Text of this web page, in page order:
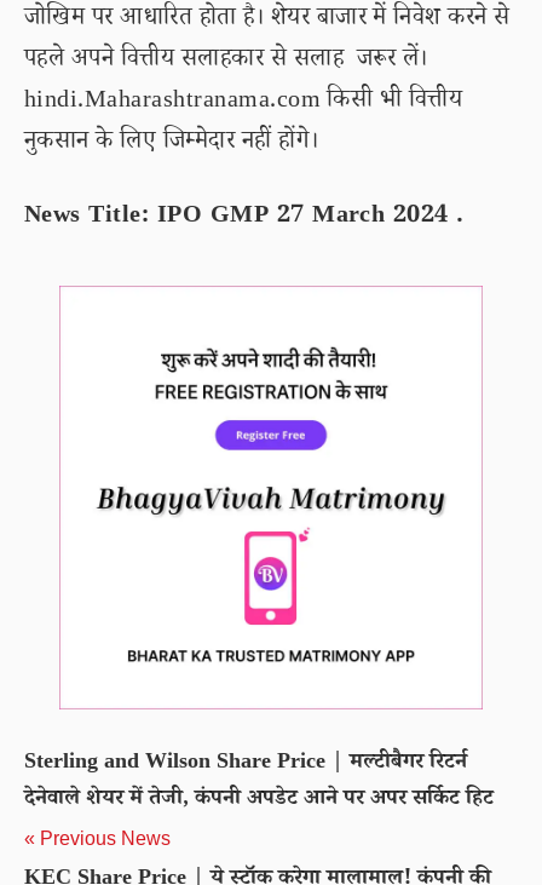
जोखिम पर आधारित होता है। शेयर बाजार में निवेश करने से
पहले अपने वित्तीय सलाहकार से सलाह जरूर लें।
hindi.Maharashtranama.com किसी भी वित्तीय
नुकसान के लिए जिम्मेदार नहीं होंगे।
News Title: IPO GMP 27 March 2024 .
Sterling and Wilson Share Price | मल्टीबैगर रिटर्न
देनेवाले शेयर में तेजी, कंपनी अपडेट आने पर अपर सर्किट हिट
« Previous News